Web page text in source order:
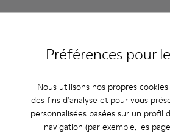
Préférences pour
Nous utilisons nos propres
des fins d'analyse et pour vous
personnalisées basées sur un profil
navigation (par exemple, les